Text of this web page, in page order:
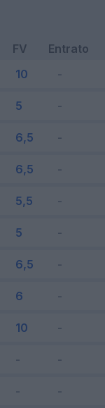
FV Entrato